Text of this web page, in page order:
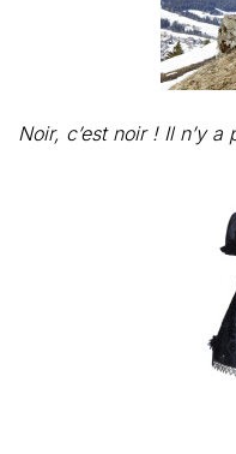
Noir, c’est noir ! Il n’y a